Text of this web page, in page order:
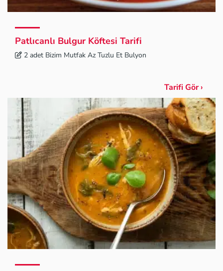
Patlıcanlı Bulgur Köftesi Tarifi
2 adet Bizim Mutfak Az Tuzlu Et Bulyon
Tarifi Gör ›